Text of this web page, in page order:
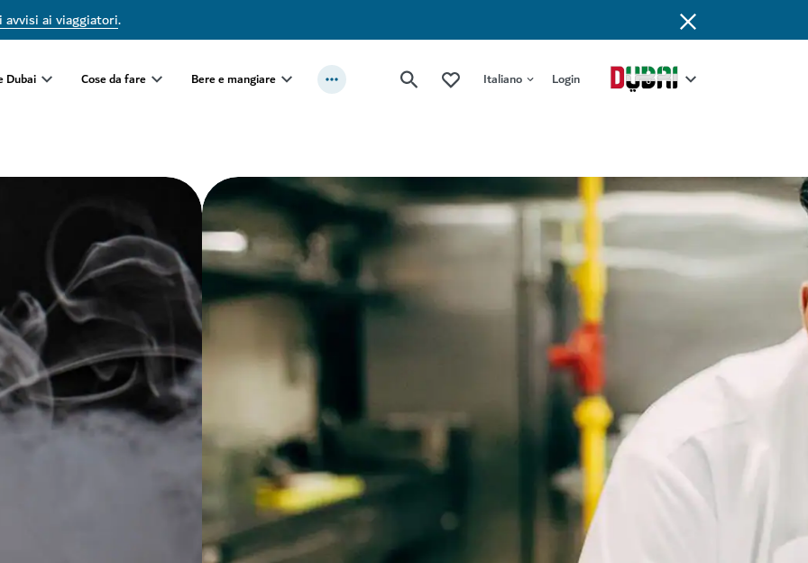
avvisi ai viaggiatori.
Dubai Cose da fare Bere e mangiare Italiano Login